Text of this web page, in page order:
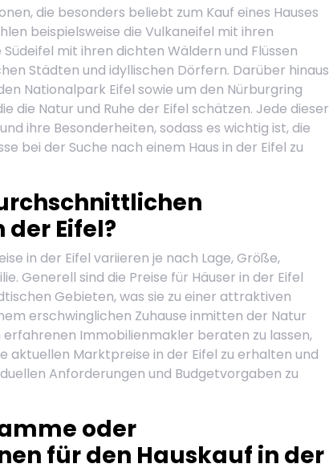
die besonders beliebt zum Kauf eines Hauses
beispielsweise die Vulkaneifel mit ihren
mit ihren dichten Wäldern und Flüssen
Städten und idyllischen Dörfern. Darüber hinaus
Nationalpark Eifel sowie um den Nürburgring
die Natur und Ruhe der Eifel schätzen. Jede dieser
ihre Besonderheiten, sodass es wichtig ist, die
bei der Suche nach einem Haus in der Eifel zu
Eifel?
in der Eifel variieren je nach Lage, Größe,
Generell sind die Preise für Häuser in der Eifel
Gebieten, was sie zu einer attraktiven
erschwinglichen Zuhause inmitten der Natur
erfahrenen Immobilienmakler beraten zu lassen,
aktuellen Marktpreise in der Eifel zu erhalten und
Anforderungen und Budgetvorgaben zu
oder
für den Hauskauf in der